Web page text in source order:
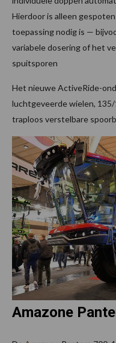
Hierdoor is alleen
toepassing nodig is —
variabele dosering of het
spuitsporen
Het nieuwe ActiveRide-
luchtgeveerde wielen,
traploos verstelbare
Amazone